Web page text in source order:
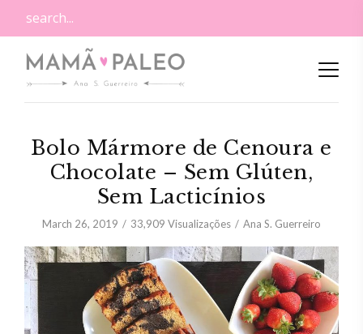
Bolo Mármore de Cenoura e
Chocolate – Sem Glúten,
Sem Lacticínios
March 26, 2019 33,909 Visualizações Ana S. Guerreiro